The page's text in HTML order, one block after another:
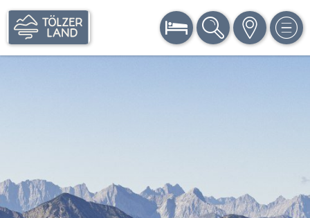
BUCHEN SUCHE KARTE MENÜ